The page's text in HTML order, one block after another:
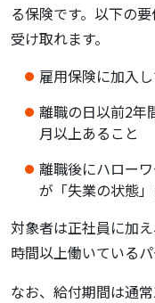
る保険です。以下の
受け取れます。
雇用保険に加入
離職の日以前2年
月以上あること
離職後にハロー
が「失業の状態
対象者は正社員に加
時間以上働いている
なお、給付期間は通